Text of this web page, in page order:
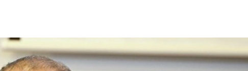
Turizm
nəqliyyat
COP29